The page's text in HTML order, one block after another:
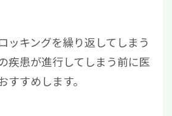
ッキングを繰り返してしまう
疾患が進行してしまう前に医
すめします。